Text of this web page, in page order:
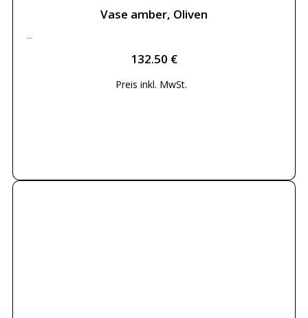
Vase amber, Oliven
132.50 €
132.50 €
Preis inkl. MwSt.